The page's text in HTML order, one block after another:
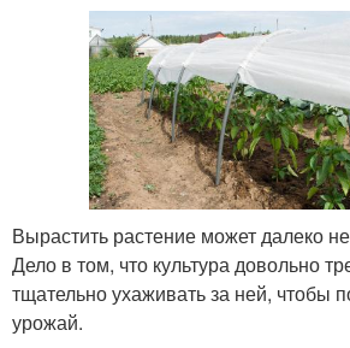
Вырастить растение может далеко
Дело в том, что культура довольно
тщательно ухаживать за ней, чтобы
урожай.